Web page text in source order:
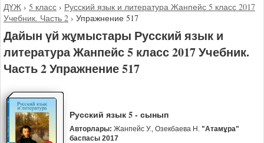
ДҮЖ › 5 класс › Русский язык и литература Жанпейс 5 класс 2017
Учебник. Часть 2 › Упражнение 517
Дайын үй жұмыстары Русский язык и
литература Жанпейс 5 класс 2017 Учебник.
Часть 2 Упражнение 517
Русский язык 5 - сынып
Авторлары: Жанпейс У., Озекбаева Н. "Атамұра"
баспасы 2017